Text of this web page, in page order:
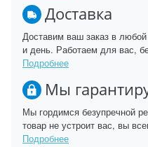
Доставка
Доставим ваш заказ в
и день. Работаем для вас,
Подробнее
Мы
Мы гордимся безупречной
товар не устроит вас, вы
Подробнее